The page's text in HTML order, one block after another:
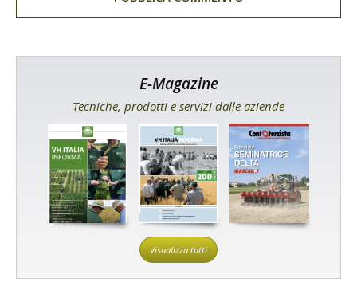
E-Magazine
Tecniche, prodotti e servizi dalle aziende
Visualizza tutti